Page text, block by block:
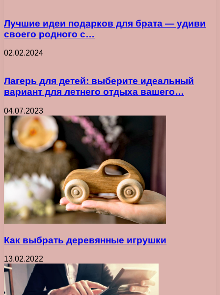
Лучшие идеи подарков для брата — удиви
своего родного с…
02.02.2024
Лагерь для детей: выберите идеальный
вариант для летнего отдыха вашего…
04.07.2023
Как выбрать деревянные игрушки
13.02.2022